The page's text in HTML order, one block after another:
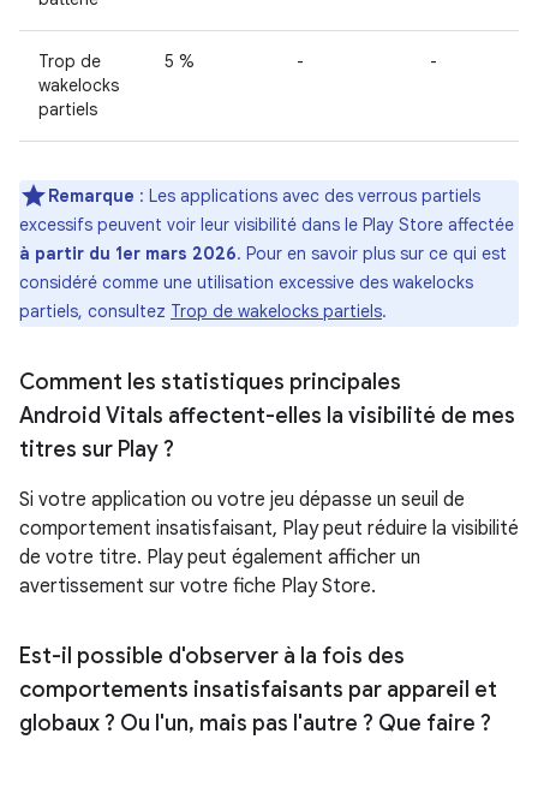
Trop de
wakelocks
partiels
5 % - -
Remarque : Les applications avec des verrous partiels
excessifs peuvent voir leur visibilité dans le Play Store affectée
à partir du 1er mars 2026. Pour en savoir plus sur ce qui est
considéré comme une utilisation excessive des wakelocks
partiels, consultez Trop de wakelocks partiels.
Comment les statistiques principales
Android Vitals affectent-elles la visibilité de mes
titres sur Play ?
Si votre application ou votre jeu dépasse un seuil de
comportement insatisfaisant, Play peut réduire la visibilité
de votre titre. Play peut également afficher un
avertissement sur votre fiche Play Store.
Est-il possible d'observer à la fois des
comportements insatisfaisants par appareil et
globaux ? Ou l'un, mais pas l'autre ? Que faire ?